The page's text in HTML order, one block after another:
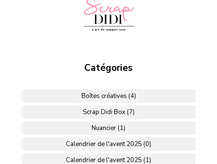
Catégories
Boîtes créatives (4)
Scrap Didi Box (7)
Nuancier (1)
Calendrier de l'avent 2025 (0)
Calendrier de l'avent 2025 (1)